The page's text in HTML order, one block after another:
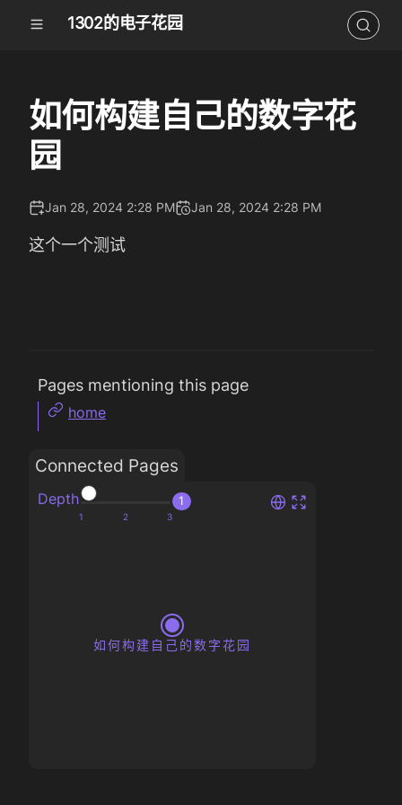
1302的电子花园
如何构建自己的数字花
园
Jan 28, 2024 2:28 PM Jan 28, 2024 2:28 PM
这个一个测试
Connected Pages
Depth 1
Pages mentioning this page
home